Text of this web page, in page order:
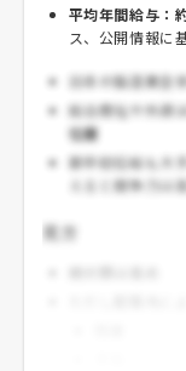
平均年間給与：
ス、公開情報に
日本の製造業全
総合商社や外資
位層
新卒初任給も大
えると競争力は
見方